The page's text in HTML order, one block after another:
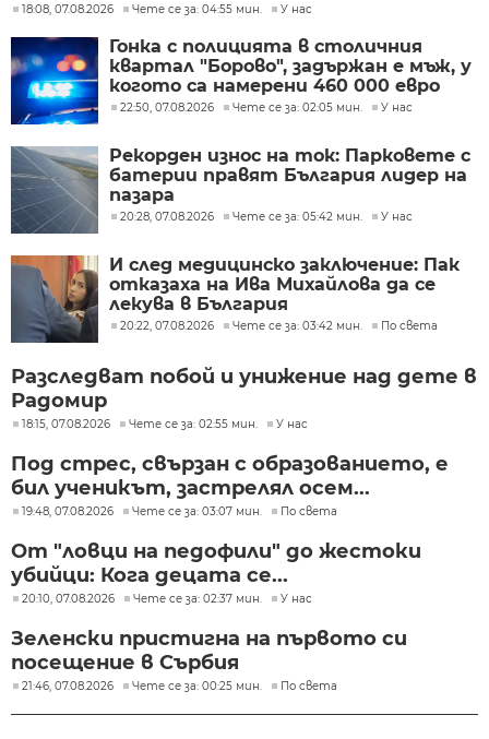
18:08, 07.08.2026 Чете се за: 04:55 мин. У нас
Гонка с полицията в столичния
квартал "Борово", задържан е мъж, у
когото са намерени 460 000 евро
22:50, 07.08.2026 Чете се за: 02:05 мин. У нас
Рекорден износ на ток: Парковете с
батерии правят България лидер на
пазара
20:28, 07.08.2026 Чете се за: 05:42 мин. У нас
И след медицинско заключение: Пак
отказаха на Ива Михайлова да се
лекува в България
20:22, 07.08.2026 Чете се за: 03:42 мин. По света
Разследват побой и унижение над дете в
Радомир
18:15, 07.08.2026 Чете се за: 02:55 мин. У нас
Под стрес, свързан с образованието, е
бил ученикът, застрелял осем...
19:48, 07.08.2026 Чете се за: 03:07 мин. По света
От "ловци на педофили" до жестоки
убийци: Кога децата се...
20:10, 07.08.2026 Чете се за: 02:37 мин. У нас
Зеленски пристигна на първото си
посещение в Сърбия
21:46, 07.08.2026 Чете се за: 00:25 мин. По света